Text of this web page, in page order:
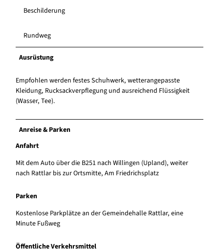
Beschilderung
Rundweg
Ausrüstung
Empfohlen werden festes Schuhwerk, wetterangepasste
Kleidung, Rucksackverpflegung und ausreichend Flüssigkeit
(Wasser, Tee).
Anreise & Parken
Anfahrt
Mit dem Auto über die B251 nach Willingen (Upland), weiter
nach Rattlar bis zur Ortsmitte, Am Friedrichsplatz
Parken
Kostenlose Parkplätze an der Gemeindehalle Rattlar, eine
Minute Fußweg
Öffentliche Verkehrsmittel